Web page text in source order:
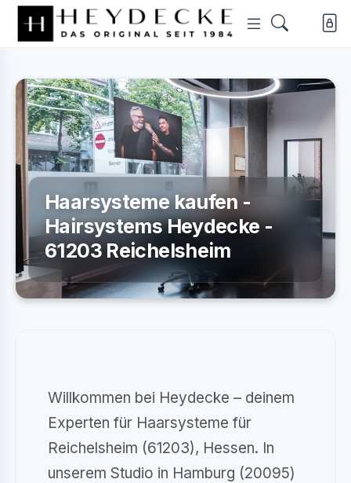
Haarsysteme kaufen -
Hairsystems Heydecke -
61203 Reichelsheim
Willkommen bei Heydecke – deinem
Experten für Haarsysteme für
Reichelsheim (61203), Hessen. In
unserem Studio in Hamburg (20095)